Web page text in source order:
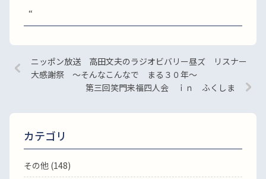
“
ニッポン放送 高田文夫のラジオビバリー昼ズ リスナー
大感謝祭 ～そんなこんなで まる３０年～
第三回笑門来福四人会 ｉｎ ふくしま
カテゴリ
その他 (148)